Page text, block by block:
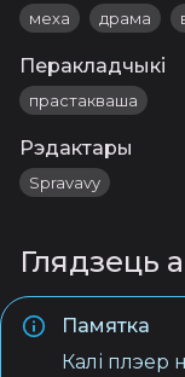
меха драма
Перакладчыкі
прастакваша
Рэдактары
Spravavy
Глядзець
Памятка
Калі плэер